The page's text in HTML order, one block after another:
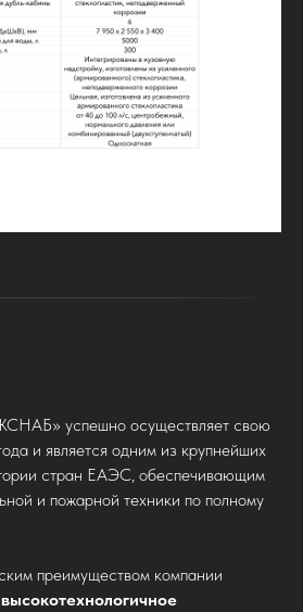
успешно осуществляет свою
и является одним из крупнейших
стран ЕАЭС, обеспечивающим
и пожарной техники по полному
преимуществом компании
высокотехнологичное